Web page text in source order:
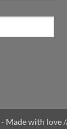
- Made with love